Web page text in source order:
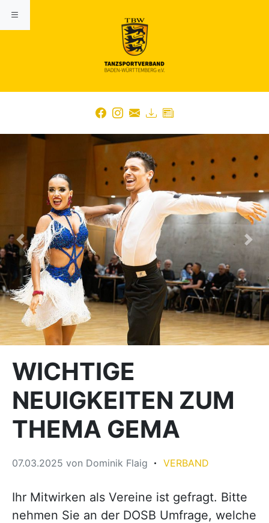
Previous Next
WICHTIGE
NEUIGKEITEN ZUM
THEMA GEMA
07.03.2025 von Dominik Flaig VERBAND
Ihr Mitwirken als Vereine ist gefragt. Bitte
nehmen Sie an der DOSB Umfrage, welche